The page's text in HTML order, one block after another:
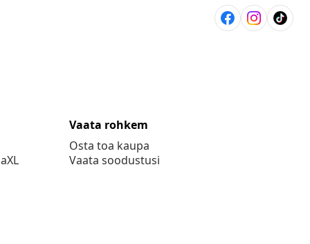
Vaata rohkem
Osta toa kaupa
Vaata soodustusi